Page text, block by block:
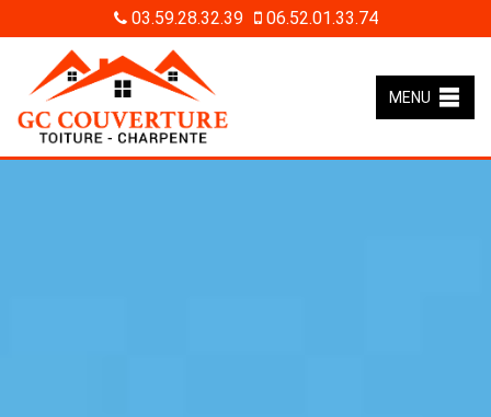
03.59.28.32.39 06.52.01.33.74
MENU